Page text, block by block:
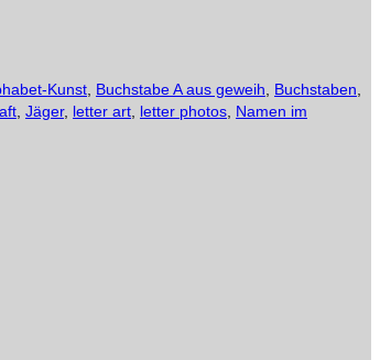
Kunst Buchstabe A aus geweih Buchstaben
Jäger, letter art letter photos Namen im